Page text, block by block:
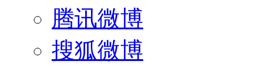
腾讯微博
搜狐微博